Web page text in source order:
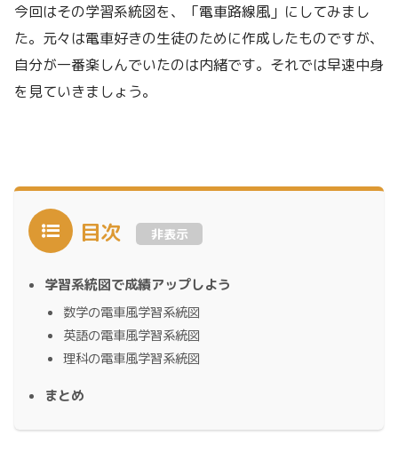
今回はその学習系統図を、「電車路線風」にしてみまし
た。元々は電車好きの生徒のために作成したものですが、
自分が一番楽しんでいたのは内緒です。それでは早速中身
を見ていきましょう。
目次 非表示
学習系統図で成績アップしよう
数学の電車風学習系統図
英語の電車風学習系統図
理科の電車風学習系統図
まとめ